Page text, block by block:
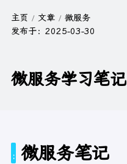
主页 文章
微服务
发布于： 2025-03-30
微服务学习笔记
微服务笔记